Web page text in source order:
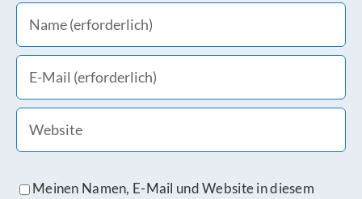
Meinen Namen, E-Mail und Website in diesem